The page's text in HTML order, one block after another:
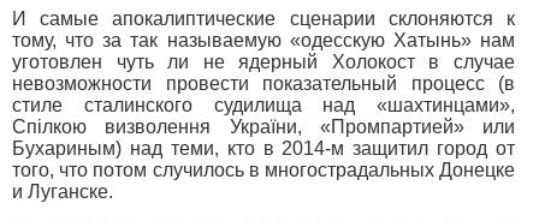
И самые апокалиптические сценарии склоняются к
тому, что за так называемую «одесскую Хатынь» нам
уготовлен чуть ли не ядерный Холокост в случае
невозможности провести показательный процесс (в
стиле сталинского судилища над «шахтинцами»,
Спілкою визволення України, «Промпартией» или
Бухариным) над теми, кто в 2014-м защитил город от
того, что потом случилось в многострадальных Донецке
и Луганске.